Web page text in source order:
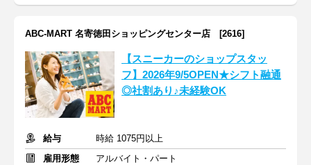
ABC-MART 名寄徳田ショッピングセンター店 [2616]
【スニーカーのショップスタッ
フ】2026年9/5OPEN★シフト融通
◎社割あり♪未経験OK
給与
時給 1075円以上
雇用形態
アルバイト・パート